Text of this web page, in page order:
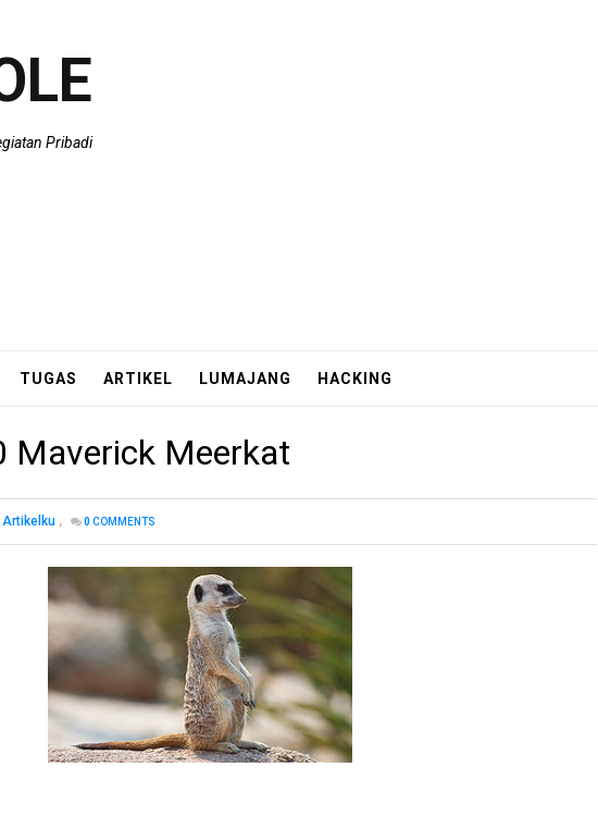
Pribadi
TUGAS ARTIKEL LUMAJANG HACKING
Maverick Meerkat
Artikelku , 0COMMENTS